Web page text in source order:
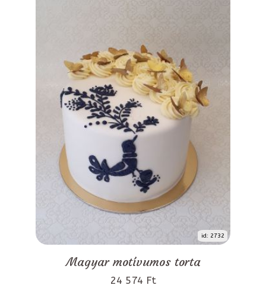
id: 2732
Magyar motívumos torta
24 574 Ft